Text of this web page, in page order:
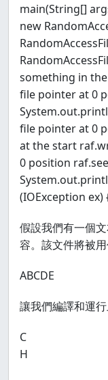
main(String[]
new
something in
file pointer at 0
file pointer at 0
at the start
0 position
(IOException ex)
假設我們有一個
容。該文件將被
ABCDE
讓我們編譯和運
C
H